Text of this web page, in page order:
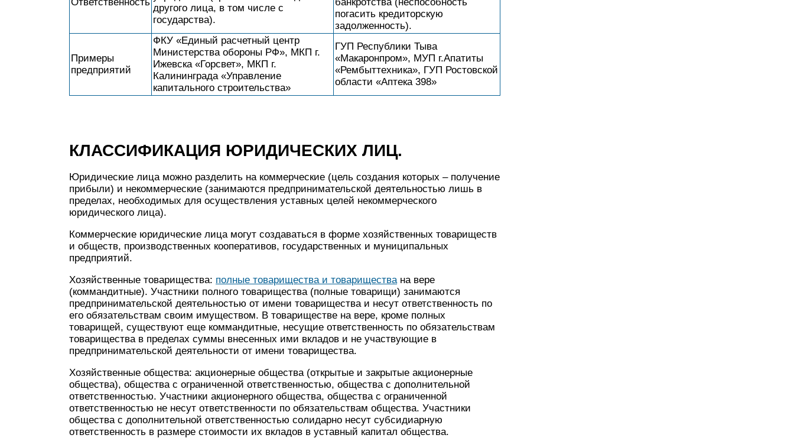
другого лица, в том числе с
государства).
погасить кредиторскую
задолженность).
Примеры
предприятий
ФКУ «Единый расчетный центр
Министерства обороны РФ», МКП г.
Ижевска «Горсвет», МКП г.
Калининграда «Управление
капитального строительства»
ГУП Республики Тыва
«Макаронпром», МУП г.Апатиты
«Рембыттехника», ГУП Ростовской
области «Аптека 398»
КЛАССИФИКАЦИЯ ЮРИДИЧЕСКИХ ЛИЦ.
Юридические лица можно разделить на коммерческие (цель создания которых – получение
прибыли) и некоммерческие (занимаются предпринимательской деятельностью лишь в
пределах, необходимых для осуществления уставных целей некоммерческого
юридического лица).
Коммерческие юридические лица могут создаваться в форме хозяйственных товариществ
и обществ, производственных кооперативов, государственных и муниципальных
предприятий.
Хозяйственные товарищества: полные товарищества и товариществана вере
(коммандитные). Участники полного товарищества (полные товарищи) занимаются
предпринимательской деятельностью от имени товарищества и несут ответственность по
его обязательствам своим имуществом. В товариществе на вере, кроме полных
товарищей, существуют еще коммандитные, несущие ответственность по обязательствам
товарищества в пределах суммы внесенных ими вкладов и не участвующие в
предпринимательской деятельности от имени товарищества.
Хозяйственные общества: акционерные общества (открытые и закрытые акционерные
общества), общества с ограниченной ответственностью, общества с дополнительной
ответственностью. Участники акционерного общества, общества с ограниченной
ответственностью не несут ответственности по обязательствам общества. Участники
общества с дополнительной ответственностью солидарно несут субсидиарную
ответственность в размере стоимости их вкладов в уставный капитал общества.